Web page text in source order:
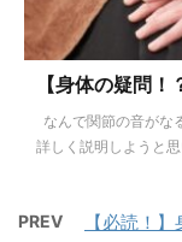
【身体の疑問
なんで関節の音がな
詳しく説明しようと
PREV
【必読！